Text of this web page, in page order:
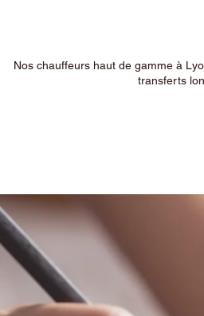
Nos chauffeurs haut de gamme à
transferts